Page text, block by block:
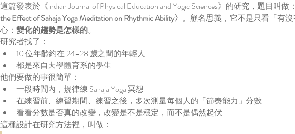
這篇發表於《Indian Journal of Physical Education and Yogic Sciences》的研究，題目叫做：
the Effect of Sahaja Yoga Meditation on Rhythmic Ability〉 。顧名思義，它不是只看「有
心： 變化的趨勢是怎樣的。
研究者找了：
10 位年齡約在 24–28 歲之間的年輕人
都是來自大學體育系的學生
他們要做的事很簡單：
一段時間內，規律練 Sahaja Yoga 冥想
在練習前、練習期間、練習之後，多次測量每個人的「節奏能力」分數
看看分數是否真的改變，改變是不是穩定，而不是偶然起伏
這種設計在研究方法裡，叫做：